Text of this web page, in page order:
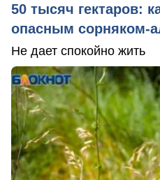
50 тысяч гектаров:
опасным сорняком-
Не дает спокойно жить